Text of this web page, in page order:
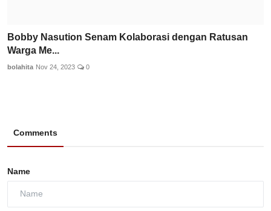
Bobby Nasution Senam Kolaborasi dengan Ratusan
Warga Me...
bolahita Nov 24, 2023 0
Comments
Name